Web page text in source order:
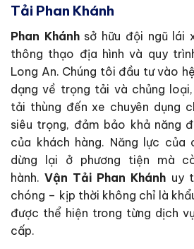
Tải Phan Khánh
Phan Khánh sở hữu đội ngũ lái
thông thạo địa hình và quy
Long An. Chúng tôi đầu tư vào
dạng về trọng tải và chủng
tải thùng đến xe chuyên dụng
siêu trọng, đảm bảo khả năng
của khách hàng. Năng lực của
dừng lại ở phương tiện mà
hành.Vận Tải Phan Khánh uy
chóng – kịp thời không chỉ là
được thể hiện trong từng dịch
cấp.